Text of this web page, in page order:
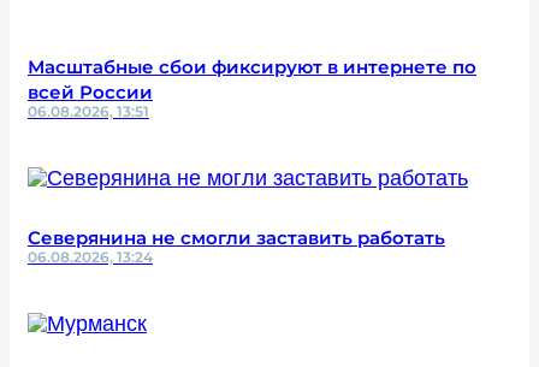
Масштабные сбои фиксируют в интернете по
всей России
06.08.2026, 13:51
Северянина не смогли заставить работать
06.08.2026, 13:24